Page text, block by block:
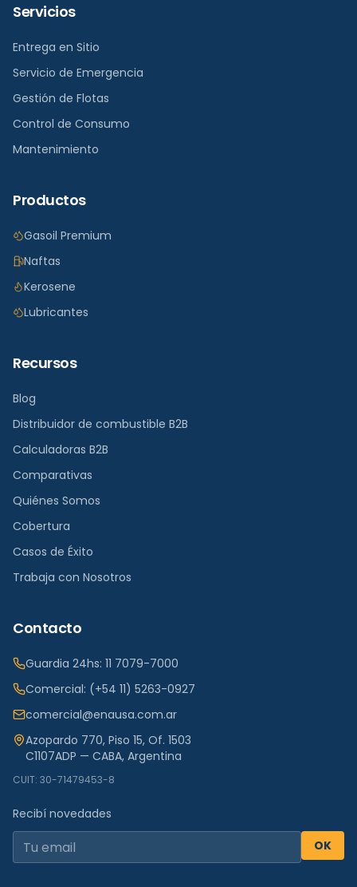
Servicios
Entrega en Sitio
Servicio de Emergencia
Gestión de Flotas
Control de Consumo
Mantenimiento
Productos
Gasoil Premium
Naftas
Kerosene
Lubricantes
Recursos
Blog
Distribuidor de combustible B2B
Calculadoras B2B
Comparativas
Quiénes Somos
Cobertura
Casos de Éxito
Trabaja con Nosotros
Contacto
Guardia 24hs: 11 7079-7000
Comercial: (+54 11) 5263-0927
comercial@enausa.com.ar
Azopardo 770, Piso 15, Of. 1503
C1107ADP — CABA, Argentina
CUIT: 30-71479453-8
Recibí novedades
OK